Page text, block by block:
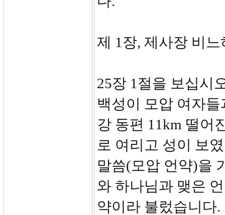
제 1장, 제사장 비
25장 1절을 보십시
백성이 모압 여자
강 동편 11km 떨어
로 여리고 성이 보
말씀(모압 언약)을
와 하나님과 맺은
약이라 불렀습니다